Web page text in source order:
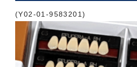
歯科関連機器
術野撮影キット
3D実体顕微鏡
(Y02-01-9583201)